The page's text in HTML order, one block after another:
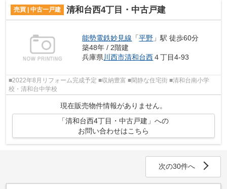
売買 | 中古一戸建 清和台西4丁目・中古戸建
能勢電鉄妙見線 「平野 」駅 徒歩60分
築48年 / 2階建
兵庫県 川西市清和台西４丁目4-93
■2022年8月リフォーム完成予定 ■収納豊富 ■閑静な住宅街 ■清和台南小学
校・清和台中学校
現在販売物件情報がありません。
「清和台西4丁目・中古戸建」への
お問い合わせはこちら
次の30件へ